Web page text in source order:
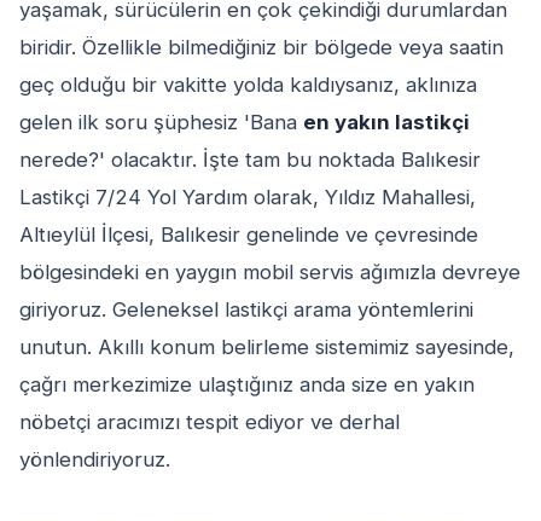
yaşamak, sürücülerin en çok çekindiği durumlardan
biridir. Özellikle bilmediğiniz bir bölgede veya saatin
geç olduğu bir vakitte yolda kaldıysanız, aklınıza
gelen ilk soru şüphesiz 'Bana en yakın lastikçi
nerede?' olacaktır. İşte tam bu noktada Balıkesir
Lastikçi 7/24 Yol Yardım olarak, Yıldız Mahallesi,
Altıeylül İlçesi, Balıkesir genelinde ve çevresinde
bölgesindeki en yaygın mobil servis ağımızla devreye
giriyoruz. Geleneksel lastikçi arama yöntemlerini
unutun. Akıllı konum belirleme sistemimiz sayesinde,
çağrı merkezimize ulaştığınız anda size en yakın
nöbetçi aracımızı tespit ediyor ve derhal
yönlendiriyoruz.